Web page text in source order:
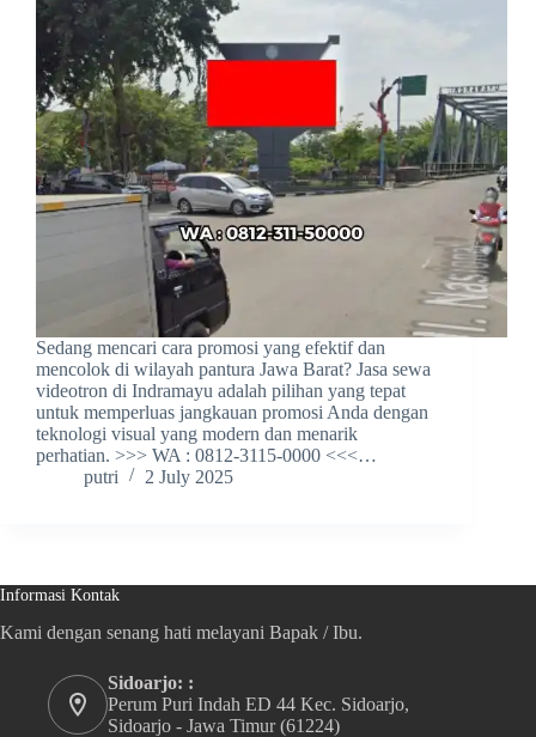
Sedang mencari cara promosi yang efektif dan
mencolok di wilayah pantura Jawa Barat? Jasa sewa
videotron di Indramayu adalah pilihan yang tepat
untuk memperluas jangkauan promosi Anda dengan
teknologi visual yang modern dan menarik
perhatian. >>> WA : 0812-3115-0000 <<<…
putri
2 July 2025
Informasi Kontak
Kami dengan senang hati melayani Bapak / Ibu.
Sidoarjo: :
Perum Puri Indah ED 44 Kec. Sidoarjo,
Sidoarjo - Jawa Timur (61224)